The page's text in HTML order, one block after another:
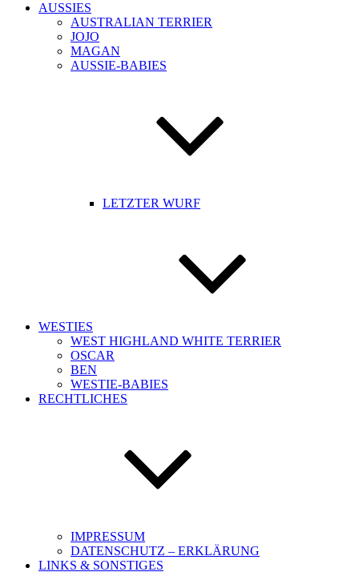
AUSSIES
AUSTRALIAN TERRIER
JOJO
MAGAN
AUSSIE-BABIES
LETZTER WURF
WESTIES
WEST HIGHLAND WHITE TERRIER
OSCAR
BEN
WESTIE-BABIES
RECHTLICHES
IMPRESSUM
DATENSCHUTZ – ERKLÄRUNG
LINKS & SONSTIGES